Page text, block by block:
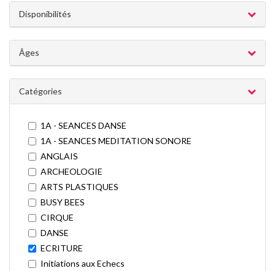
Disponibilités
Âges
Catégories
1A - SEANCES DANSE
1A - SEANCES MEDITATION SONORE
ANGLAIS
ARCHEOLOGIE
ARTS PLASTIQUES
BUSY BEES
CIRQUE
DANSE
ECRITURE
Initiations aux Echecs